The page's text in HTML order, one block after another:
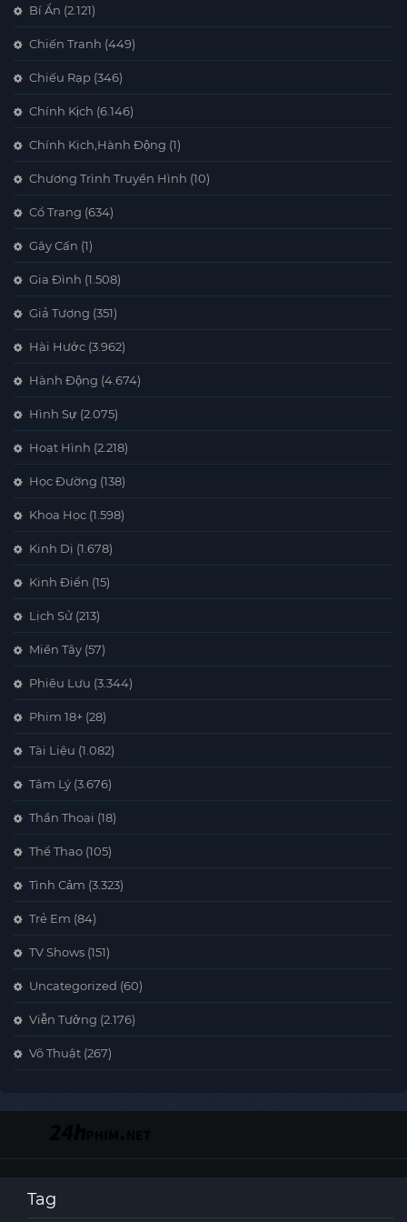
Bí Ẩn (2.121)
Chiến Tranh (449)
Chiếu Rạp (346)
Chính Kịch (6.146)
Chính Kịch,Hành Động (1)
Chương Trình Truyền Hình (10)
Cổ Trang (634)
Gây Cấn (1)
Gia Đình (1.508)
Giả Tượng (351)
Hài Hước (3.962)
Hành Động (4.674)
Hình Sự (2.075)
Hoạt Hình (2.218)
Học Đường (138)
Khoa Học (1.598)
Kinh Dị (1.678)
Kinh Điển (15)
Lịch Sử (213)
Miền Tây (57)
Phiêu Lưu (3.344)
Phim 18+ (28)
Tài Liệu (1.082)
Tâm Lý (3.676)
Thần Thoại (18)
Thể Thao (105)
Tình Cảm (3.323)
Trẻ Em (84)
TV Shows (151)
Uncategorized (60)
Viễn Tưởng (2.176)
Võ Thuật (267)
Tag